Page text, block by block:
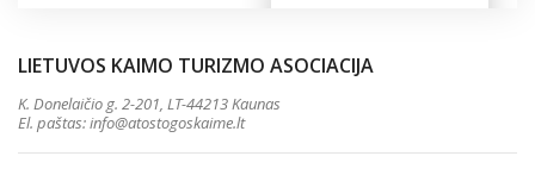
LIETUVOS KAIMO TURIZMO ASOCIACIJA
K. Donelaičio g. 2-201, LT-44213 Kaunas
El. paštas:info@atostogoskaime.lt